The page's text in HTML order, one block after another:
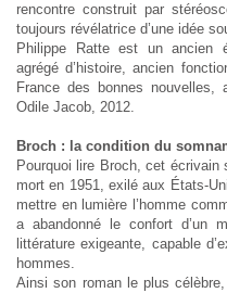
rencontre construit par
toujours révélatrice d’une idée
Philippe Ratte est un ancien
agrégé d’histoire, ancien
France des bonnes nouvelles,
Odile Jacob, 2012.
Broch : la condition du
Pourquoi lire Broch, cet
mort en 1951, exilé aux États-
mettre en lumière l’homme
a abandonné le confort d’un
littérature exigeante, capable
hommes.
Ainsi son roman le plus